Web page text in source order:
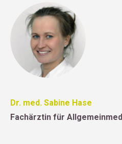
Dr. med. Sabine Hase
Fachärztin für